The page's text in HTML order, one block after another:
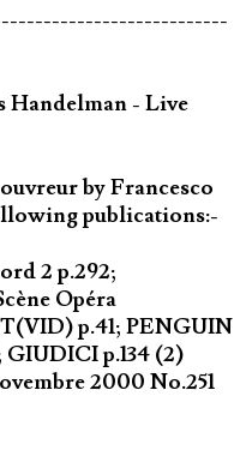
Handelman - Live
by Francesco
publications:-
2 p.292;
Opéra
p.41; PENGUIN
GIUDICI p.134 (2)
2000 No.251